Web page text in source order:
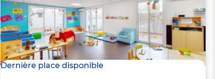
Dernière place disponible